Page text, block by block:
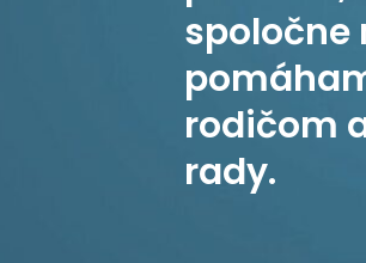
spoločne
rodičom
rady.